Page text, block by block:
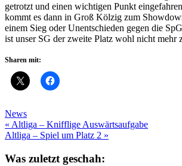
getrotzt und einen wichtigen Punkt
kommt es dann in Groß Kölzig zum
einem Sieg oder Unentschieden gegen die
ist unser SG der zweite Platz wohl nicht mehr
Sharen mit:
News
Beitragsnavigation
« Altliga – Knifflige Auswärtsaufgabe
Altliga – Spiel um Platz 2 »
Was zuletzt geschah: